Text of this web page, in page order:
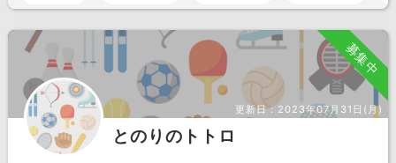
募集中
更新日： 2023年07月31日(月)
とのりのトトロ